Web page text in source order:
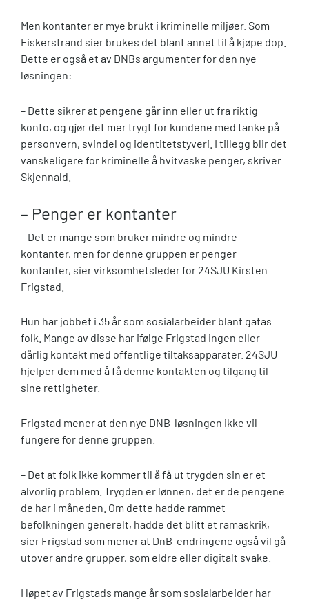
Men kontanter er mye brukt i kriminelle miljøer. Som
Fiskerstrand sier brukes det blant annet til å kjøpe dop.
Dette er også et av DNBs argumenter for den nye
løsningen:
– Dette sikrer at pengene går inn eller ut fra riktig
konto, og gjør det mer trygt for kundene med tanke på
personvern, svindel og identitetstyveri. I tillegg blir det
vanskeligere for kriminelle å hvitvaske penger, skriver
Skjennald.
– Penger er kontanter
– Det er mange som bruker mindre og mindre
kontanter, men for denne gruppen er penger
kontanter, sier virksomhetsleder for 24SJU Kirsten
Frigstad.
Hun har jobbet i 35 år som sosialarbeider blant gatas
folk. Mange av disse har ifølge Frigstad ingen eller
dårlig kontakt med offentlige tiltaksapparater. 24SJU
hjelper dem med å få denne kontakten og tilgang til
sine rettigheter.
Frigstad mener at den nye DNB-løsningen ikke vil
fungere for denne gruppen.
– Det at folk ikke kommer til å få ut trygden sin er et
alvorlig problem. Trygden er lønnen, det er de pengene
de har i måneden. Om dette hadde rammet
befolkningen generelt, hadde det blitt et ramaskrik,
sier Frigstad som mener at DnB-endringene også vil gå
utover andre grupper, som eldre eller digitalt svake.
I løpet av Frigstads mange år som sosialarbeider har